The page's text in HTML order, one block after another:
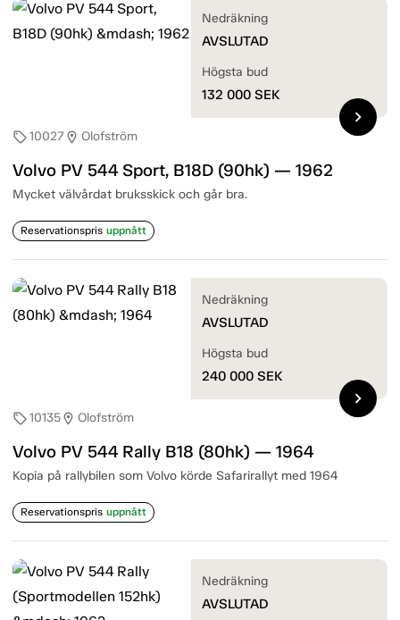
sell10027location_on Olofström
Volvo PV 544 Sport, B18D (90hk) — 1962
Mycket välvårdat bruksskick och går bra.
Reservationspris uppnått
Nedräkning
AVSLUTAD
Högsta bud
132 000 SEK
chevron_right
sell10135location_on Olofström
Volvo PV 544 Rally B18 (80hk) — 1964
Kopia på rallybilen som Volvo körde Safarirallyt med 1964
Reservationspris uppnått
Nedräkning
AVSLUTAD
Högsta bud
240 000 SEK
chevron_right
Nedräkning
AVSLUTAD